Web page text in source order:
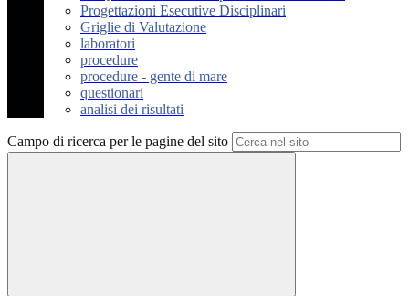
Progettazioni Esecutive Disciplinari
Griglie di Valutazione
laboratori
procedure
procedure - gente di mare
questionari
analisi dei risultati
Campo di ricerca per le pagine del sito